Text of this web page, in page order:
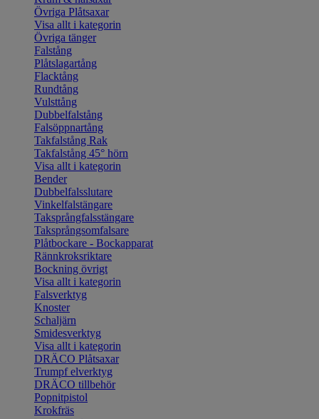
Övriga Plåtsaxar
Visa allt i kategorin
Övriga tänger
Falstång
Plåtslagartång
Flacktång
Rundtång
Vulsttång
Dubbelfalstång
Falsöppnartång
Takfalstång Rak
Takfalstång 45° hörn
Visa allt i kategorin
Bender
Dubbelfalsslutare
Vinkelfalstängare
Taksprångfalsstängare
Taksprångsomfalsare
Plåtbockare - Bockapparat
Rännkroksriktare
Bockning övrigt
Visa allt i kategorin
Falsverktyg
Knoster
Schaljärn
Smidesverktyg
Visa allt i kategorin
DRÄCO Plåtsaxar
Trumpf elverktyg
DRÄCO tillbehör
Popnitpistol
Krokfräs